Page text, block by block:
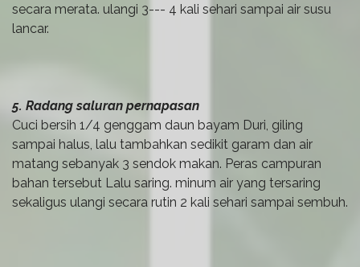
secara merata. ulangi 3--- 4 kali sehari sampai air susu
lancar.
5. Radang saluran pernapasan
Cuci bersih 1/4 genggam daun bayam Duri, giling
sampai halus, lalu tambahkan sedikit garam dan air
matang sebanyak 3 sendok makan. Peras campuran
bahan tersebut Lalu saring. minum air yang tersaring
sekaligus ulangi secara rutin 2 kali sehari sampai sembuh.